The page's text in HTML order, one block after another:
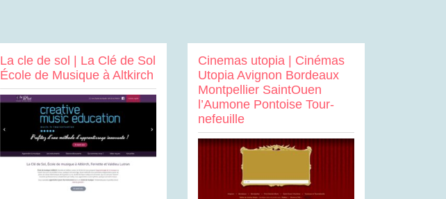
La cle de sol | La Clé de Sol
École de Musique à Altkirch
Cinemas utopia | Cinémas
Utopia Avignon Bordeaux
Montpellier SaintOuen
l’Aumone Pontoise Tour­
nefeuil­le